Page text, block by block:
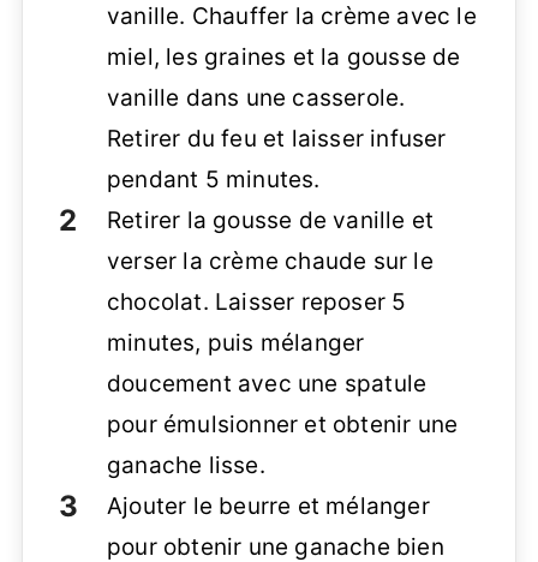
vanille. Chauffer la crème avec le
miel, les graines et la gousse de
vanille dans une casserole.
Retirer du feu et laisser infuser
pendant 5 minutes.
Retirer la gousse de vanille et
verser la crème chaude sur le
chocolat. Laisser reposer 5
minutes, puis mélanger
doucement avec une spatule
pour émulsionner et obtenir une
ganache lisse.
Ajouter le beurre et mélanger
pour obtenir une ganache bien